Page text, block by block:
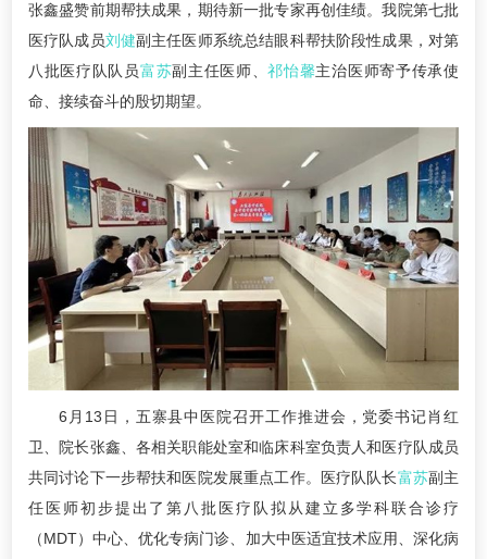
张鑫盛赞前期帮扶成果，期待新一批专家再创佳绩。我院第七批
医疗队成员刘健副主任医师系统总结眼科帮扶阶段性成果，对第
八批医疗队队员富苏副主任医师、祁怡馨主治医师寄予传承使
命、接续奋斗的殷切期望。
6月13日，五寨县中医院召开工作推进会，党委书记肖红
卫、院长张鑫、各相关职能处室和临床科室负责人和医疗队成员
共同讨论下一步帮扶和医院发展重点工作。医疗队队长富苏副主
任医师初步提出了第八批医疗队拟从建立多学科联合诊疗
（MDT）中心、优化专病门诊、加大中医适宜技术应用、深化病